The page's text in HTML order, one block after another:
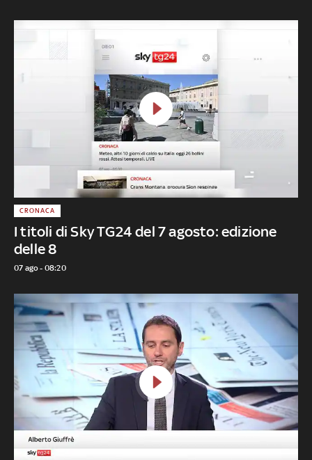
I titoli di Sky TG24 del 7 agosto: edizione
delle 8
CRONACA
07 ago - 08:20